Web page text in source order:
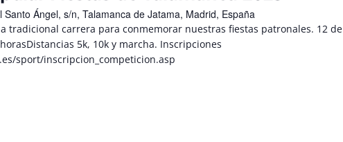
Santo Ángel, s/n, Talamanca de Jatama, Madrid, España
tradicional carrera para conmemorar nuestras fiestas patronales. 12 de
5k, 10k y marcha. Inscripciones
sport/inscripcion_competicion.asp